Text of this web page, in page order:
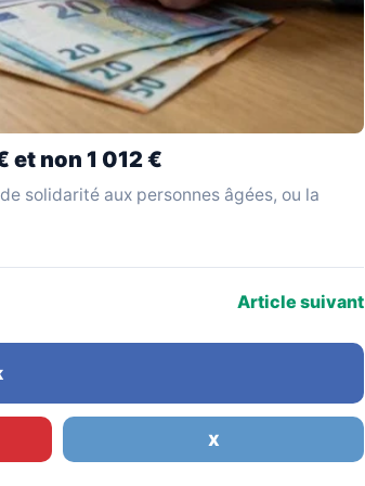
et non 1 012 €
solidarité aux personnes âgées, ou la
Article suivant
X